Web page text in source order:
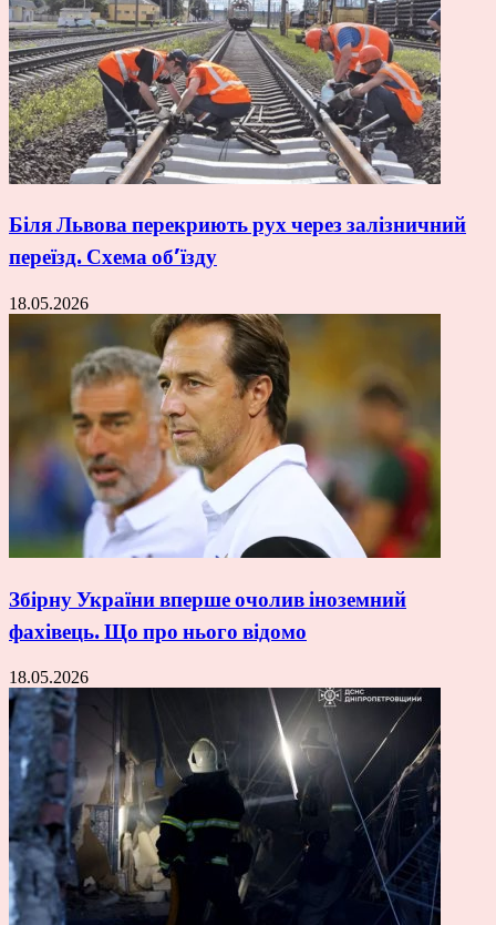
Біля Львова перекриють рух через залізничний
переїзд. Схема об’їзду
18.05.2026
Збірну України вперше очолив іноземний
фахівець. Що про нього відомо
18.05.2026